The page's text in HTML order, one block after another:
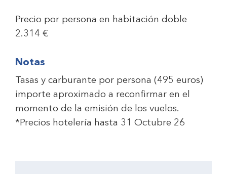
Precio por persona en habitación doble
2.314 €
Notas
Tasas y carburante por persona (495 euros)
importe aproximado a reconfirmar en el
momento de la emisión de los vuelos.
*Precios hotelería hasta 31 Octubre 26